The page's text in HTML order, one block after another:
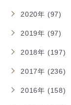
2020年 (97)
2019年 (97)
2018年 (197)
2017年 (236)
2016年 (158)